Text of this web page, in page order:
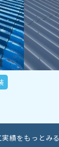
実績をもっとみる